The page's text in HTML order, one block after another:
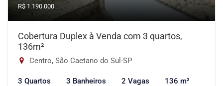
R$ 1.190.000
Cobertura Duplex à Venda com 3 quartos,
136m²
Centro, São Caetano do Sul-SP
3 Quartos 3 Banheiros 2 Vagas 136 m²